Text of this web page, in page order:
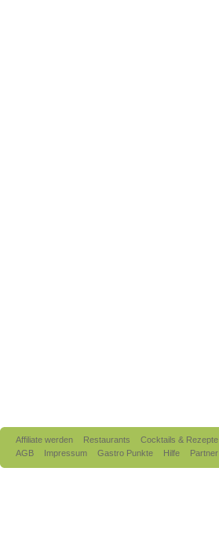
Affiliate werden Restaurants
Cocktails & Rezepte
AGB
Impressum Gastro Punkte Hilfe Partner